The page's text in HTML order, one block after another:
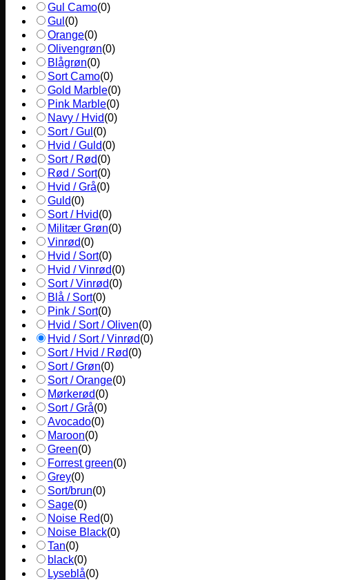
Gul Camo(0)
Gul (0)
Orange(0)
Olivengrøn(0)
Blågrøn(0)
Sort Camo(0)
Gold Marble(0)
Pink Marble(0)
Navy / Hvid(0)
Sort / Gul (0)
Hvid / Guld(0)
Sort / Rød(0)
Rød / Sort(0)
Hvid / Grå(0)
Guld(0)
Sort / Hvid(0)
Militær Grøn(0)
Vinrød(0)
Hvid / Sort(0)
Hvid / Vinrød(0)
Sort / Vinrød(0)
Blå / Sort(0)
Pink / Sort(0)
Hvid / Sort / Oliven(0)
Hvid / Sort / Vinrød(0)
Sort / Hvid / Rød(0)
Sort / Grøn(0)
Sort / Orange(0)
Mørkerød(0)
Sort / Grå(0)
Avocado(0)
Maroon(0)
Green(0)
Forrest green(0)
Grey(0)
Sort/brun(0)
Sage(0)
Noise Red(0)
Noise Black(0)
Tan(0)
black(0)
Lyseblå(0)